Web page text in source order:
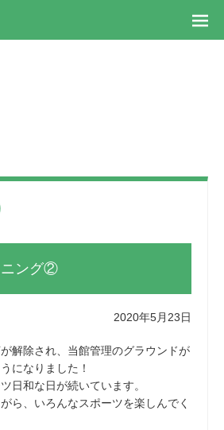
ニング②
2020年5月23日
解除され、当館管理のグラウンドが
になりました！
日和な日が続いています。
ら、いろんなスポーツを楽しんでく